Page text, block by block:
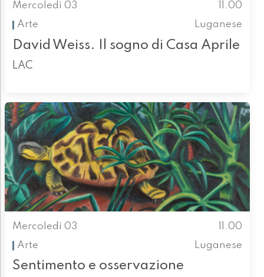
Mercoledì 03
11.00
Arte
Luganese
David Weiss. Il sogno di Casa Aprile
LAC
Mercoledì 03
11.00
Arte
Luganese
Sentimento e osservazione